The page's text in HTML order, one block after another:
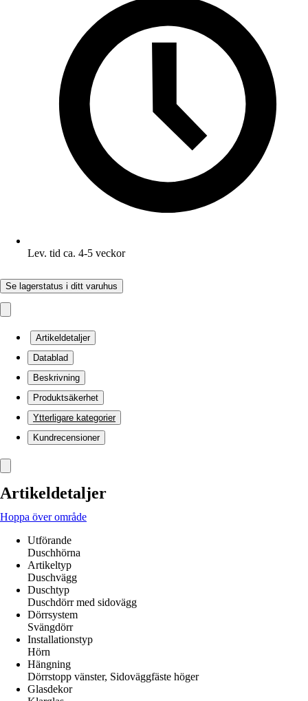
Lev. tid ca. 4-5 veckor
Se lagerstatus i ditt varuhus
Artikeldetaljer
Datablad
Beskrivning
Produktsäkerhet
Ytterligare kategorier
Kundrecensioner
Artikeldetaljer
Hoppa över område
Utförande
Duschhörna
Artikeltyp
Duschvägg
Duschtyp
Duschdörr med sidovägg
Dörrsystem
Svängdörr
Installationstyp
Hörn
Hängning
Dörrstopp vänster, Sidoväggfäste höger
Glasdekor